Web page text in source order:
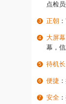
点检
正朝
大屏幕
幕，
待机长
便捷
安全